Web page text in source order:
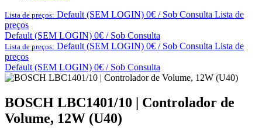
Lista de preços: Default (SEM LOGIN) 0€ / Sob Consulta Lista de
preços
Default (SEM LOGIN) 0€ / Sob Consulta
Lista de preços: Default (SEM LOGIN) 0€ / Sob Consulta Lista de
preços
Default (SEM LOGIN) 0€ / Sob Consulta
BOSCH LBC1401/10 | Controlador de
Volume, 12W (U40)